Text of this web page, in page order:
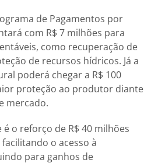
de Pagamentos por
com R$ 7 milhões para
como recuperação de
de recursos hídricos. Já a
poderá chegar a R$ 100
proteção ao produtor diante
mercado.
o reforço de R$ 40 milhões
o acesso à
para ganhos de